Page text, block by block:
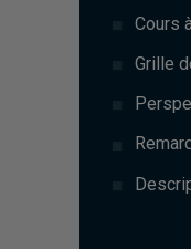
Cours
Grille